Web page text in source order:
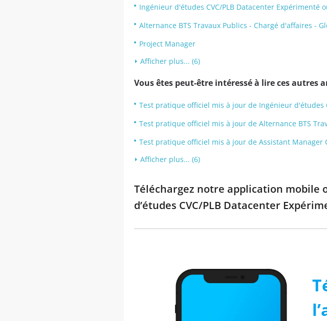
Ingénieur d'études CVC/PLB Datacenter Expérimenté
Alternance BTS Travaux Publics - Chargé d'affaires -
Project Manager
Afficher plus... (6)
Vous êtes peut-être intéressé à lire ces autres
Test pratique officiel mis à jour de Ingénieur d'études
Test pratique officiel mis à jour de Alternance BTS
Test pratique officiel mis à jour de Assistant
Afficher plus... (6)
Téléchargez notre application mobile
d’études CVC/PLB Datacenter